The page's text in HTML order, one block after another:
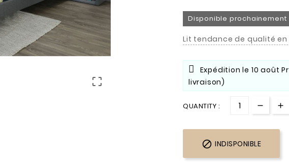

Disponible prochainement
Lit tendance de qualité
Expédition le 10 août
livraison)
QUANTITY :
 INDISPONIBLE